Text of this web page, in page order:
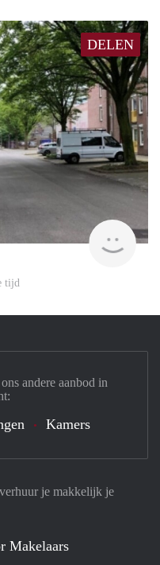
DELEN
tijd
je makkelijk je
Makelaars
andere aanbod in
Kamers